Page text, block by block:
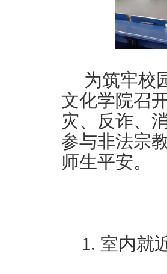
为筑牢校
文化学院召
灾、反诈、
参与非法宗
师生平安。
1. 室内就